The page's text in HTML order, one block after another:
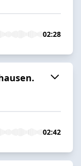
02:28
02:42